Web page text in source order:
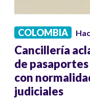
COLOMBIA
Cancillería
de
con
judiciales